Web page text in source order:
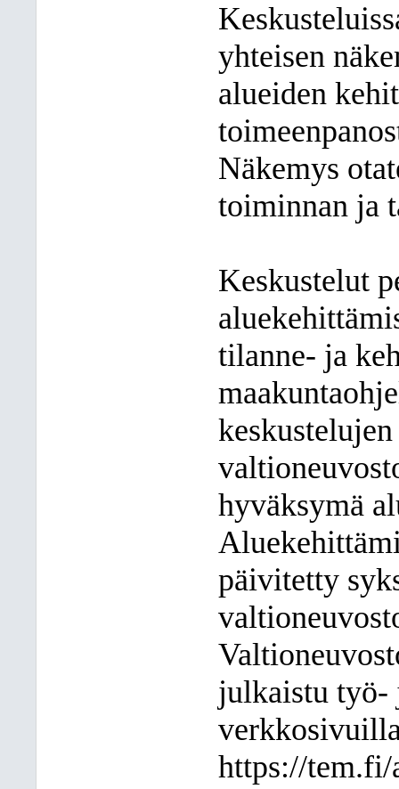
yhteisen
alueiden
Näkemys
toiminnan ja
Keskustelut
tilanne- ja
hyväksymä
päivitetty
julkaistu työ-
https://tem.fi/